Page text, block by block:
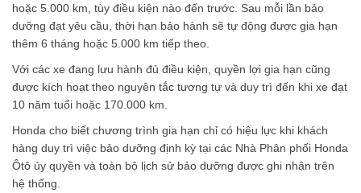
hoặc 5.000 km, tùy điều kiện nào đến trước. Sau mỗi lần bảo
dưỡng đạt yêu cầu, thời hạn bảo hành sẽ tự động được gia hạn
thêm 6 tháng hoặc 5.000 km tiếp theo.
Với các xe đang lưu hành đủ điều kiện, quyền lợi gia hạn cũng
được kích hoạt theo nguyên tắc tương tự và duy trì đến khi xe đạt
10 năm tuổi hoặc 170.000 km.
Honda cho biết chương trình gia hạn chỉ có hiệu lực khi khách
hàng duy trì việc bảo dưỡng định kỳ tại các Nhà Phân phối Honda
Ôtô ủy quyền và toàn bộ lịch sử bảo dưỡng được ghi nhận trên
hệ thống.